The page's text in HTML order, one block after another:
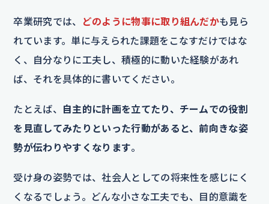
卒業研究では、 どのように物事に取り組んだかも見ら
れています。単に与えられた課題をこなすだけではな
く、自分なりに工夫し、積極的に動いた経験があれ
ば、それを具体的に書いてください。
たとえば、
自主的に計画を立てたり、チームでの役割
を見直してみたりといった行動があると、前向きな姿
勢が伝わりやすくなります。
受け身の姿勢では、社会人としての将来性を感じにく
くなるでしょう。どんな小さな工夫でも、目的意識を